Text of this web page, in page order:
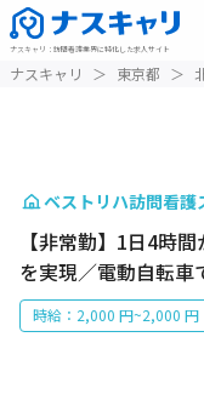
ナスキャリ ： 訪問看護業界に特化した求人サイト
ナスキャリ ＞ 東京都 ＞
ベストリハ訪問看護
【非常勤】1日4時
を実現／電動自転
時給：2,000 円~2,000 円